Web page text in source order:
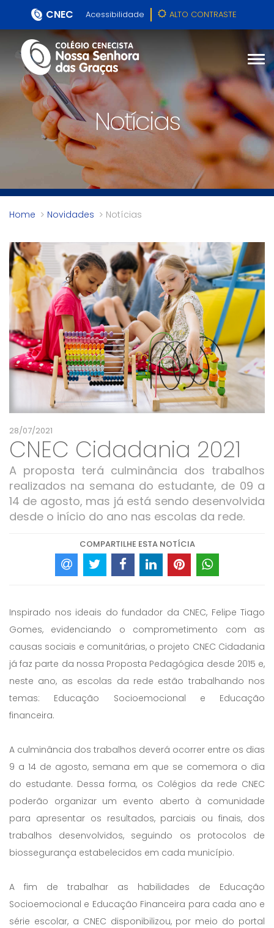
CNEC Acessibilidade ALTO CONTRASTE
Notícias
Home Novidades Notícias
28/07/2021
CNEC Cidadania 2021
A proposta terá culminância dos trabalhos
realizados na semana do estudante, de 09 a
14 de agosto, mas já está sendo desenvolvida
desde o início do ano nas escolas da rede.
COMPARTILHE ESTA NOTÍCIA
Inspirado nos ideais do fundador da CNEC, Felipe Tiago
Gomes, evidenciando o comprometimento com as
causas sociais e comunitárias, o projeto CNEC Cidadania
já faz parte da nossa Proposta Pedagógica desde 2015 e,
neste ano, as escolas da rede estão trabalhando nos
temas: Educação Socioemocional e Educação
financeira.
A culminância dos trabalhos deverá ocorrer entre os dias
9 a 14 de agosto, semana em que se comemora o dia
do estudante. Dessa forma, os Colégios da rede CNEC
poderão organizar um evento aberto à comunidade
para apresentar os resultados, parciais ou finais, dos
trabalhos desenvolvidos, seguindo os protocolos de
biossegurança estabelecidos em cada município.
A fim de trabalhar as habilidades de Educação
Socioemocional e Educação Financeira para cada ano e
série escolar, a CNEC disponibilizou, por meio do portal